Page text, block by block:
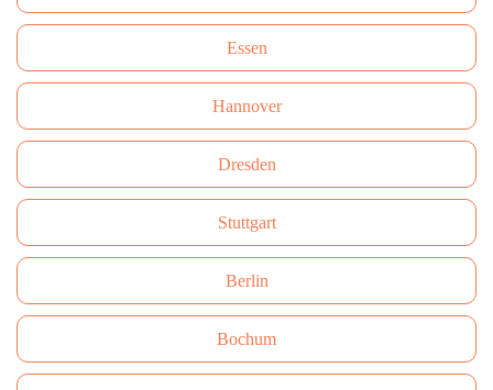
Essen
Hannover
Dresden
Stuttgart
Berlin
Bochum